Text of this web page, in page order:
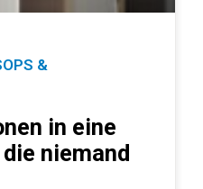
&
in eine
niemand